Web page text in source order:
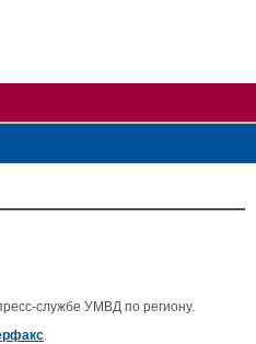
службе УМВД по региону.
.